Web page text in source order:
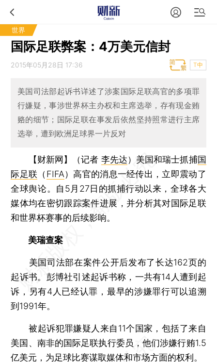
世界
国际足联弊案：4万美元信封
2015年05月28日 17:36 T中
美国司法部起诉书详述了涉案国际足联高官的多项罪
行嫌疑，事涉世界杯主办权和主席选举，存有现金贿
赂的细节；国际足联在事发后依然坚持照常进行主席
选举，遭到欧洲足球界一片反对
【财新网】（记者 李先达） 美国和瑞士抓捕国
际足联 （ FIFA）高官的消息一经传出，立即震动了
全球舆论。自5月27日的抓捕行动以来，全球各大
媒体均在密切跟踪案件进展，并分析其对国际足联
和世界杯赛事的后续影响。
美瑞查案
美国司法部在案件公开后发布了长达162页的
起诉书。彭博社引述起诉书称，一共有14人遭到起
诉，另有4人已经认罪，最早的涉嫌罪行可以追溯
到1991年。
被起诉犯罪嫌疑人来自11个国家，包括了来自
美国、南非的国际足联执行委员，他们涉嫌行贿1.5
亿美元，为足球比赛谋取媒体和市场方面的权利。